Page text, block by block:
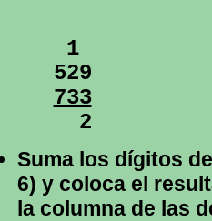
1
733
2
Suma los dígitos
6) y coloca el
la columna de las